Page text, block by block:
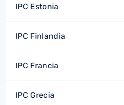
IPC Estonia
IPC Finlandia
IPC Francia
IPC Grecia